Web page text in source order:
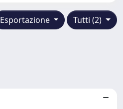
Tutti (2)
Esportazione